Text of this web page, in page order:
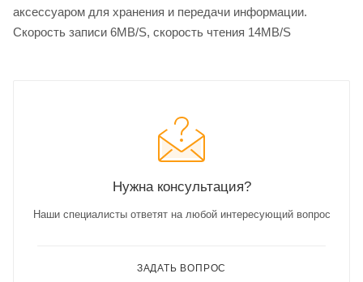
аксессуаром для хранения и передачи информации.
Скорость записи 6MB/S, скорость чтения 14MB/S
Нужна консультация?
Наши специалисты ответят на любой интересующий вопрос
ЗАДАТЬ ВОПРОС